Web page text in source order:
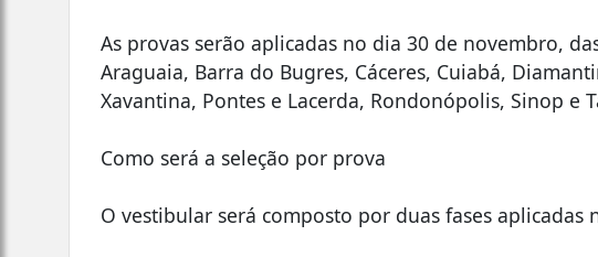
As provas serão aplicadas no dia 30 de novembro,
Araguaia, Barra do Bugres, Cáceres, Cuiabá,
Xavantina, Pontes e Lacerda, Rondonópolis, Sinop e
Como será a seleção por prova
O vestibular será composto por duas fases aplicadas